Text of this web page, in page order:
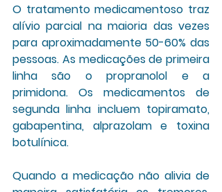
O tratamento medicamentoso traz
alívio parcial na maioria das vezes
para aproximadamente 50-60% das
pessoas. As medicações de primeira
linha são o propranolol e a
primidona. Os medicamentos de
segunda linha incluem topiramato,
gabapentina, alprazolam e toxina
botulínica.
Quando a medicação não alivia de